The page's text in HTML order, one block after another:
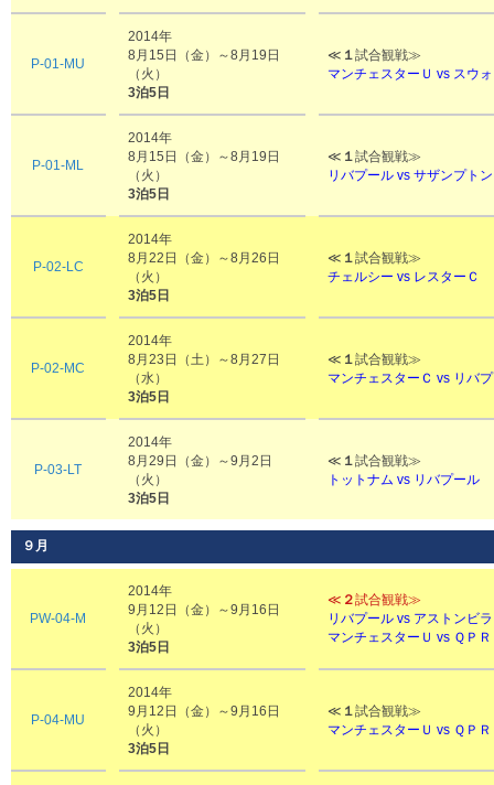
P-01-MU
2014年
8月15日（金）～8月19日
（火）
3泊5日
≪ １試合観戦≫
マンチェスターＵ vs スウ
P-01-ML
2014年
8月15日（金）～8月19日
（火）
3泊5日
≪ １試合観戦≫
リバプール vs サザンプトン
P-02-LC
2014年
8月22日（金）～8月26日
（火）
3泊5日
≪ １試合観戦≫
チェルシー vs レスターＣ
P-02-MC
2014年
8月23日（土）～8月27日
（水）
3泊5日
≪ １試合観戦≫
マンチェスターＣ vs リバ
P-03-LT
2014年
8月29日（金）～9月2日
（火）
3泊5日
≪ １試合観戦≫
トットナム vs リバプール
９月
PW-04-M
2014年
9月12日（金）～9月16日
（火）
3泊5日
≪ ２試合観戦≫
リバプール vs アストンビラ
マンチェスターＵ vs ＱＰＲ
P-04-MU
2014年
9月12日（金）～9月16日
（火）
3泊5日
≪ １試合観戦≫
マンチェスターＵ vs ＱＰＲ